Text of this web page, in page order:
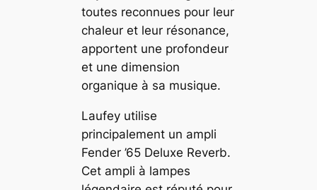
toutes reconnues pour leur
chaleur et leur résonance,
apportent une profondeur
et une dimension
organique à sa musique.
Laufey utilise
principalement un ampli
Fender ’65 Deluxe Reverb.
Cet ampli à lampes